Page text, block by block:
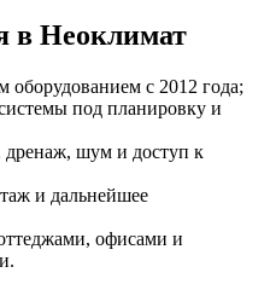
в Неоклимат
оборудованием с 2012 года;
под планировку и
дренаж, шум и доступ к
и дальнейшее
офисами и